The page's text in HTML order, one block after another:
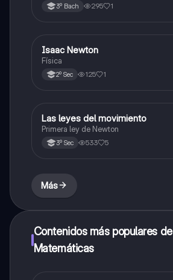
3º Bach 295 1
Física
Isaac Newton
Física
2º Sec 125 1
Física
Las leyes del movimiento
Primera ley de Newton
3º Sec 533 5
Más
Contenidos más populares de
Matemáticas